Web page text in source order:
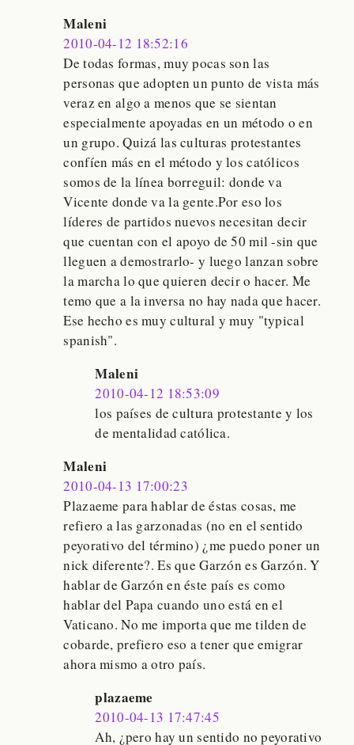
Maleni
2010-04-12 18:52:16
De todas formas, muy pocas son las
personas que adopten un punto de vista más
veraz en algo a menos que se sientan
especialmente apoyadas en un método o en
un grupo. Quizá las culturas protestantes
confíen más en el método y los católicos
somos de la línea borreguil: donde va
Vicente donde va la gente.Por eso los
líderes de partidos nuevos necesitan decir
que cuentan con el apoyo de 50 mil -sin que
lleguen a demostrarlo- y luego lanzan sobre
la marcha lo que quieren decir o hacer. Me
temo que a la inversa no hay nada que hacer.
Ese hecho es muy cultural y muy "typical
spanish".
Maleni
2010-04-12 18:53:09
los países de cultura protestante y los
de mentalidad católica.
Maleni
2010-04-13 17:00:23
Plazaeme para hablar de éstas cosas, me
refiero a las garzonadas (no en el sentido
peyorativo del término) ¿me puedo poner un
nick diferente?. Es que Garzón es Garzón. Y
hablar de Garzón en éste país es como
hablar del Papa cuando uno está en el
Vaticano. No me importa que me tilden de
cobarde, prefiero eso a tener que emigrar
ahora mismo a otro país.
plazaeme
2010-04-13 17:47:45
Ah, ¿pero hay un sentido no peyorativo